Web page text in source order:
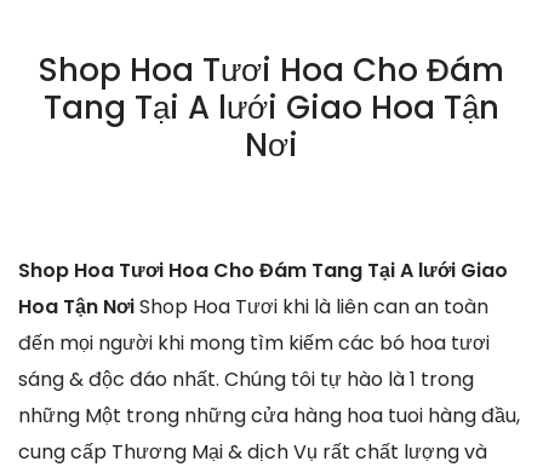
Shop Hoa Tươi Hoa Cho Đám
Tang Tại A lưới Giao Hoa Tận
Nơi
Shop Hoa Tươi Hoa Cho Đám Tang Tại A lưới Giao
Hoa Tận NơiShop Hoa Tươi khi là liên can an toàn
đến mọi người khi mong tìm kiếm các bó hoa tươi
sáng & độc đáo nhất. Chúng tôi tự hào là 1 trong
những Một trong những cửa hàng hoa tuoi hàng đầu,
cung cấp Thương Mại & dịch Vụ rất chất lượng và